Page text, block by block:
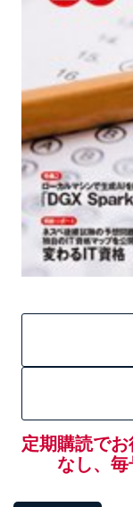
定期購読で
なし、毎